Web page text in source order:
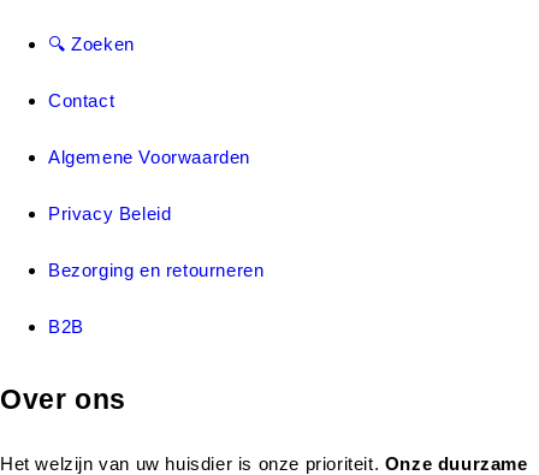
🔍 Zoeken
Contact
Algemene Voorwaarden
Privacy Beleid
Bezorging en retourneren
B2B
Over ons
Het welzijn van uw huisdier is onze prioriteit. Onze duurzame